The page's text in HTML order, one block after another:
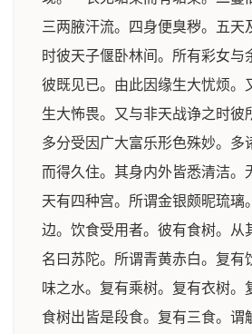
三两腋汗流。四身便臭秽。五天
时彼天子偃卧林间。所有彩女与
彼既见已。由此因缘生大忧烦。
生大怖畏。又与非天战诤之时彼
多分受因广大富乐形色殊妙。多
而得久住。其身内外皆悉清洁。
天有四种宫。所谓金银颇昵琉璃
边。饮食受用者。彼有食树。从
名曰苏陀。所谓青黄赤白。复有
味之水。复有乘树。复有衣树。
食树出皆是段食。复有三食。谓